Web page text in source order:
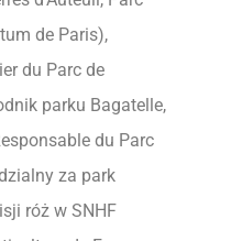
de Paris),
du Parc de
parku Bagatelle,
du Parc
za park
róż w SNHF